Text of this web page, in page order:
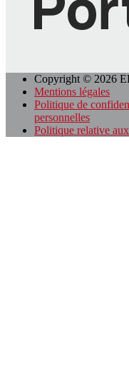
Copyright © 2026
Mentions légales
Politique de
personnelles
Politique relative